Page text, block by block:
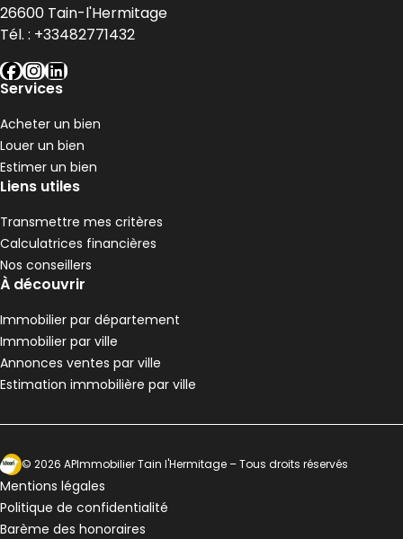
26600 Tain-l'Hermitage
Tél. : +33482771432
facebook
instagram
linkedin
Services
Acheter un bien
Louer un bien
Estimer un bien
Liens utiles
Transmettre mes critères
Calculatrices financières
Nos conseillers
À découvrir
Immobilier par département
Immobilier par ville
Annonces ventes par ville
Estimation immobilière par ville
Ecosytème Ideeri
© 2026 APImmobilier Tain l'Hermitage – Tous droits réservés
Mentions légales
Politique de confidentialité
Barème des honoraires